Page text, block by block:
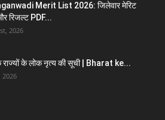
Merit List 2026: जिलेवार मेरिट
रिजल्ट PDF...
2026
राज्यों के लोक नृत्य की सूची | Bharat ke...
2026